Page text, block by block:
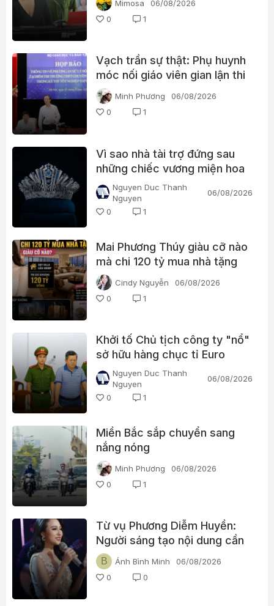
Mimosa
06/08/2026
0
1
Vạch trần sự thật: Phụ huynh
móc nối giáo viên gian lận thi
ở Tuyên Quang
Minh Phương
06/08/2026
0
1
Vì sao nhà tài trợ đứng sau
những chiếc vương miện hoa
hậu bất ngờ thông báo dừng
hoạt động?
Nguyen Duc Thanh
Nguyen
06/08/2026
0
1
Mai Phương Thúy giàu cỡ nào
mà chi 120 tỷ mua nhà tặng
em gái?Cindy Nguyễn
06/08/2026
0
1
Khởi tố Chủ tịch công ty "nổ"
sở hữu hàng chục tỉ Euro
Nguyen Duc Thanh
Nguyen
06/08/2026
0
1
Miền Bắc sắp chuyển sang
nắng nóng
Minh Phương
06/08/2026
0
1
Từ vụ Phương Diễm Huyền:
Người sáng tạo nội dung cần
xin những loại bản quyền nào
trước khi đăng video?
B Ánh Bình Minh
06/08/2026
0
0